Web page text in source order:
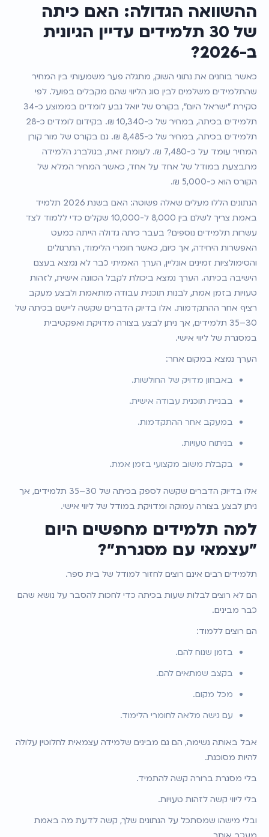
ההשוואה הגדולה: האם כיתה
של 30 תלמידים עדיין הגיונית
ב-2026?
כאשר בוחנים את נתוני השוק, מתגלה פער משמעותי בין המחיר
שהתלמידים משלמים לבין סוג הליווי שהם מקבלים בפועל. לפי
תלמידים בכיתה, במחיר של כ-8,485 ₪. גם בקורס של מור קורן
המחיר עומד על כ-7,480 ₪. לעומת זאת, בגולברג הלמידה
מתבצעת במודל של אחד על אחד, כאשר המחיר המלא של
הקורס הוא כ-5,000 ₪.
הנתונים הללו מעלים שאלה פשוטה: האם בשנת 2026 תלמיד
באמת צריך לשלם בין 8,000 ל-10,000 שקלים כדי ללמוד לצד
עשרות תלמידים נוספים? בעבר כיתה גדולה הייתה כמעט
האפשרות היחידה, אך כיום, כאשר חומרי הלימוד, התרגולים
והסימולציות זמינים אונליין, הערך האמיתי כבר לא נמצא בעצם
הישיבה בכיתה. הערך נמצא ביכולת לקבל הכוונה אישית, לזהות
טעויות בזמן אמת, לבנות תוכנית עבודה מותאמת ולבצע מעקב
רציף אחר ההתקדמות. אלו בדיוק הדברים שקשה ליישם בכיתה של
30–35 תלמידים, אך ניתן לבצע בצורה מדויקת ואפקטיבית
במסגרת של ליווי אישי.
הערך נמצא במקום אחר:
באבחון מדויק של החולשות.
בבניית תוכנית עבודה אישית.
במעקב אחר ההתקדמות.
בניתוח טעויות.
בקבלת משוב מקצועי בזמן אמת.
אלו בדיוק הדברים שקשה לספק בכיתה של 30–35 תלמידים, אך
ניתן לבצע בצורה עמוקה ומדויקת במודל של ליווי אישי.
למה תלמידים מחפשים היום
"עצמאי עם מסגרת"?
תלמידים רבים אינם רוצים לחזור למודל של בית ספר.
הם לא רוצים לבלות שעות בכיתה כדי לחכות להסבר על נושא שהם
כבר מבינים.
הם רוצים ללמוד:
בזמן שנוח להם.
בקצב שמתאים להם.
מכל מקום.
עם גישה מלאה לחומרי הלימוד.
אבל באותה נשימה, הם גם מבינים שלמידה עצמאית לחלוטין עלולה
להיות מסוכנת.
בלי מסגרת ברורה קשה להתמיד.
בלי ליווי קשה לזהות טעויות.
ובלי מישהו שמסתכל על הנתונים שלך, קשה לדעת מה באמת